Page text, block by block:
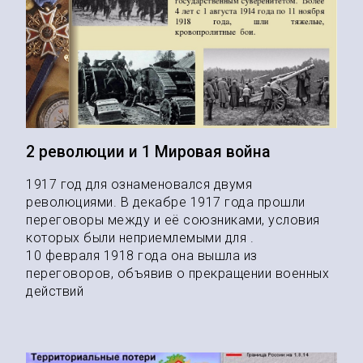
2 революции и 1 Мировая война
1917 год для ознаменовался двумя
революциями. В декабре 1917 года прошли
переговоры между и её союзниками, условия
которых были неприемлемыми для .
10 февраля 1918 года она вышла из
переговоров, объявив о прекращении военных
действий